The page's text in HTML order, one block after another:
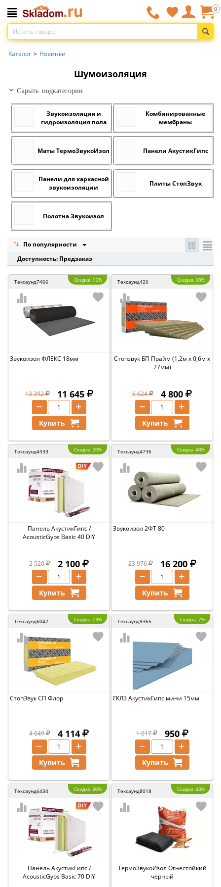
0
Каталог > Новинки
Шумоизоляция
Скрыть подкатегории
Звукоизоляция и
гидроизоляция пола
Комбинированные
мембраны
Маты ТермоЗвукоИзол Панели АкустикГипс
Панели для каркасной
звукоизоляции
Плиты СтопЗвук
Полотна Звукоизол
По популярности
Доступность: Предзаказ
Тексаунд7466 Скидка 15%
Звукоизол ФЛЕКС 18мм
13 392 11 645
+
−
Купить
Тексаунд426 Скидка 38%
Стопзвук БП Прайм (1,2м х 0,6м х
27мм)
6 624 4 800
+
−
Купить
Тексаунд4333 Скидка 20%
Панель АкустикГипс /
AcousticGyps Basic 40 DIY
2 520 2 100
+
−
Купить
Тексаунд4736 Скидка 48%
Звукоизол 2ФТ 80
23 976 16 200
+
−
Купить
Тексаунд6042 Скидка 13%
СтопЗвук СП Флор
4 649 4 114
+
−
Купить
Тексаунд9365 Скидка 7%
ГКЛЗ АкустикГипс мини 15мм
1 017 950
+
−
Купить
Тексаунд6434 Скидка 30%
Панель АкустикГипс /
AcousticGyps Basic 70 DIY
Тексаунд8018 Скидка 43%
ТермоЗвукоИзол Огнестойкий
черный